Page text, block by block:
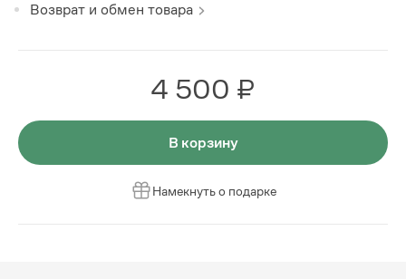
Возврат и обмен товара
4 500 ₽
В корзину
Намекнуть о подарке